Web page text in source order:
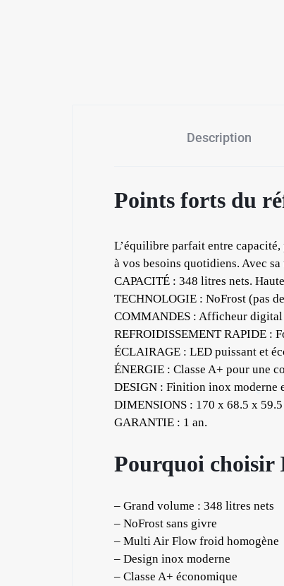
Description
Points forts du
L’équilibre parfait entre
à vos besoins quotidiens. Avec
CAPACITÉ : 348 litres nets.
TECHNOLOGIE : NoFrost (pas
COMMANDES : Afficheur digital
REFROIDISSEMENT RAPIDE :
ÉCLAIRAGE : LED puissant et
ÉNERGIE : Classe A+ pour une
DESIGN : Finition inox moderne
DIMENSIONS : 170 x 68.5 x
GARANTIE : 1 an.
Pourquoi choisir
– Grand volume : 348 litres nets
– NoFrost sans givre
– Multi Air Flow froid homogène
– Design inox moderne
– Classe A+ économique
✱